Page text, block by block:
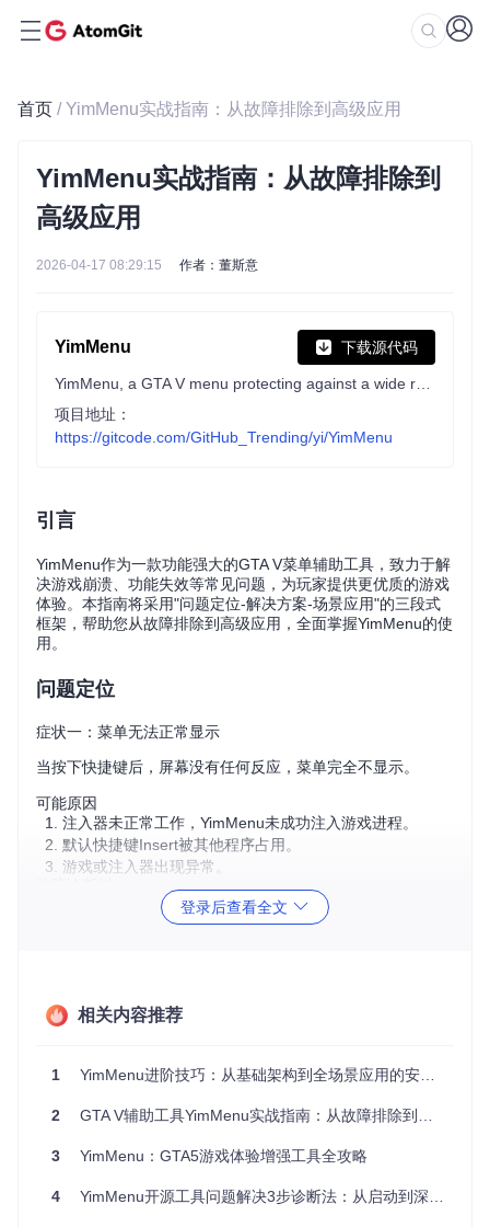
首页 / YimMenu实战指南：从故障排除到高级应用
YimMenu实战指南：从故障排除到
高级应用
2026-04-17 08:29:15 作者：董斯意
YimMenu 下载源代码
项目地址：
https://gitcode.com/GitHub_Trending/yi/YimMenu
引言
YimMenu作为一款功能强大的GTA V菜单辅助工具，致力于解
决游戏崩溃、功能失效等常见问题，为玩家提供更优质的游戏
体验。本指南将采用"问题定位-解决方案-场景应用"的三段式
框架，帮助您从故障排除到高级应用，全面掌握YimMenu的使
用。
问题定位
症状一：菜单无法正常显示
当按下快捷键后，屏幕没有任何反应，菜单完全不显示。
可能原因
注入器未正常工作，YimMenu未成功注入游戏进程。
默认快捷键Insert被其他程序占用。
游戏或注入器出现异常。
│  └─ 进入系统设置查看Insert键是否被占用
症状二：功能按钮点击无效
游戏版本与YimMenu不兼容。
登录后查看全文
相关内容推荐
1 YimMenu进阶技巧：从基础架构到全场景应用的安全配置指南
2 GTA V辅助工具YimMenu实战指南：从故障排除到功能精通
3 YimMenu：GTA5游戏体验增强工具全攻略
4 YimMenu开源工具问题解决3步诊断法：从启动到深度应用全指南